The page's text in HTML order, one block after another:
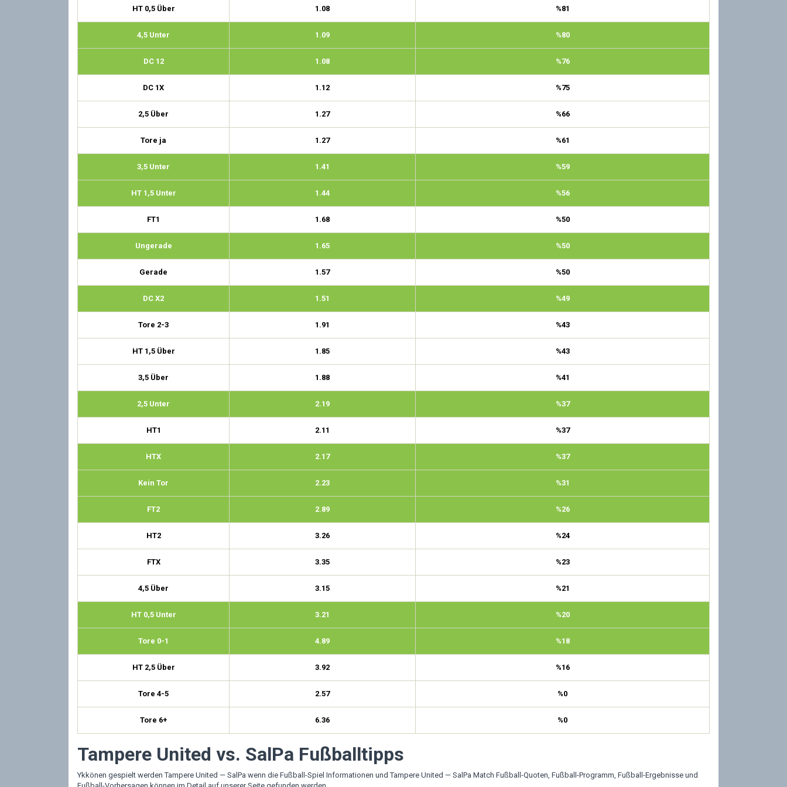
HT 0,5 Über 1.08 %81
4,5 Unter 1.09 %80
DC 12 1.08 %76
DC 1X 1.12 %75
2,5 Über 1.27 %66
Tore ja 1.27 %61
3,5 Unter 1.41 %59
HT 1,5 Unter 1.44 %56
FT1 1.68 %50
Ungerade 1.65 %50
Gerade 1.57 %50
DC X2 1.51 %49
Tore 2-3 1.91 %43
HT 1,5 Über 1.85 %43
3,5 Über 1.88 %41
2,5 Unter 2.19 %37
HT1 2.11 %37
HTX 2.17 %37
Kein Tor 2.23 %31
FT2 2.89 %26
HT2 3.26 %24
FTX 3.35 %23
4,5 Über 3.15 %21
HT 0,5 Unter 3.21 %20
Tore 0-1 4.89 %18
HT 2,5 Über 3.92 %16
Tore 4-5 2.57 %0
Tore 6+ 6.36 %0
Tampere United vs. SalPa Fußballtipps
Ykkönen gespielt werden Tampere United — SalPa wenn die Fußball-Spiel Informationen und Tampere United — SalPa Match Fußball-Quoten, Fußball-Programm, Fußball-Ergebnisse und